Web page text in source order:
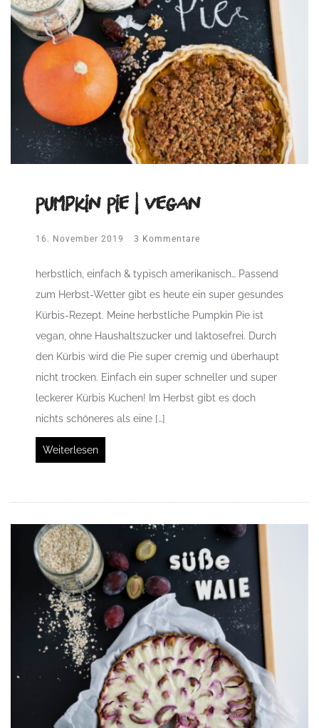
Pumpkin Pie | vegan
16. November 2019 3 Kommentare
herbstlich, einfach & typisch amerikanisch… Passend
zum Herbst-Wetter gibt es heute ein super gesundes
Kürbis-Rezept. Meine herbstliche Pumpkin Pie ist
vegan, ohne Haushaltszucker und laktosefrei. Durch
den Kürbis wird die Pie super cremig und überhaupt
nicht trocken. Einfach ein super schneller und super
leckerer Kürbis Kuchen! Im Herbst gibt es doch
nichts schöneres als eine […]
Weiterlesen